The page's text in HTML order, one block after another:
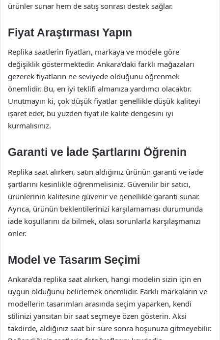
ürünler sunar hem de satış sonrası destek sağlar.
Fiyat Araştırması Yapın
Replika saatlerin fiyatları, markaya ve modele göre
değişiklik göstermektedir. Ankara’daki farklı mağazaları
gezerek fiyatların ne seviyede olduğunu öğrenmek
önemlidir. Bu, en iyi teklifi almanıza yardımcı olacaktır.
Unutmayın ki, çok düşük fiyatlar genellikle düşük kaliteyi
işaret eder, bu yüzden fiyat ile kalite dengesini iyi
kurmalısınız.
Garanti ve İade Şartlarını Öğrenin
Replika saat alırken, satın aldığınız ürünün garanti ve iade
şartlarını kesinlikle öğrenmelisiniz. Güvenilir bir satıcı,
ürünlerinin kalitesine güvenir ve genellikle garanti sunar.
Ayrıca, ürünün beklentilerinizi karşılamaması durumunda
iade koşullarını da bilmek, olası sorunlarla karşılaşmanızı
önler.
Model ve Tasarım Seçimi
Ankara’da replika saat alırken, hangi modelin sizin için en
uygun olduğunu belirlemek önemlidir. Farklı markaların ve
modellerin tasarımları arasında seçim yaparken, kendi
stilinizi yansıtan bir saat seçmeye özen gösterin. Aksi
takdirde, aldığınız saat bir süre sonra hoşunuza gitmeyebilir.